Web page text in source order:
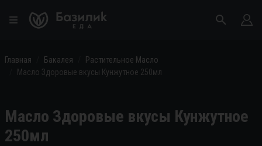
Главная Бакалея
Растительное Масло
Масло Здоровые вкусы Кунжутное 250мл
Масло Здоровые вкусы Кунжутное
250мл